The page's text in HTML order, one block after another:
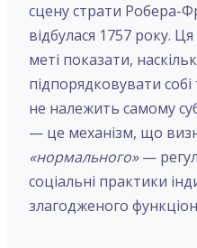
сцену страти Робера-
відбулася 1757 року.
меті показати,
підпорядковувати собі
не належить самому
— це механізм, що
«нормального»—
соціальні практики
злагодженого